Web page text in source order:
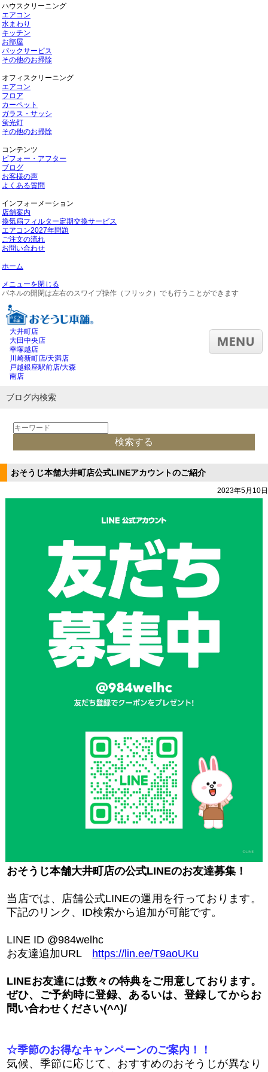
ハウスクリーニング
エアコン
水まわり
キッチン
お部屋
パックサービス
その他のお掃除
オフィスクリーニング
エアコン
フロア
カーペット
ガラス・サッシ
蛍光灯
その他のお掃除
コンテンツ
ビフォー・アフター
ブログ
お客様の声
よくある質問
インフォーメーション
店舗案内
換気扇フィルター定期交換サービス
エアコン2027年問題
ご注文の流れ
お問い合わせ
ホーム
メニューを閉じる
パネルの開閉は左右のスワイプ操作（フリック）でも行うことができます
大井町店
大田中央店
幸塚越店
川崎新町店/天満店
戸越銀座駅前店/大森
南店
ブログ内検索
おそうじ本舗大井町店公式LINEアカウントのご紹介
2023年5月10日
おそうじ本舗大井町店の公式LINEのお友達募集！
当店では、店舗公式LINEの運用を行っております。
下記のリンク、ID検索から追加が可能です。
LINE ID @984welhc
お友達追加URL https://lin.ee/T9aoUKu
LINEお友達には数々の特典をご用意しております。
ぜひ、ご予約時に登録、あるいは、登録してからお
問い合わせください(^^)/
☆季節のお得なキャンペーンのご案内！！
気候、季節に応じて、おすすめのおそうじが異なり